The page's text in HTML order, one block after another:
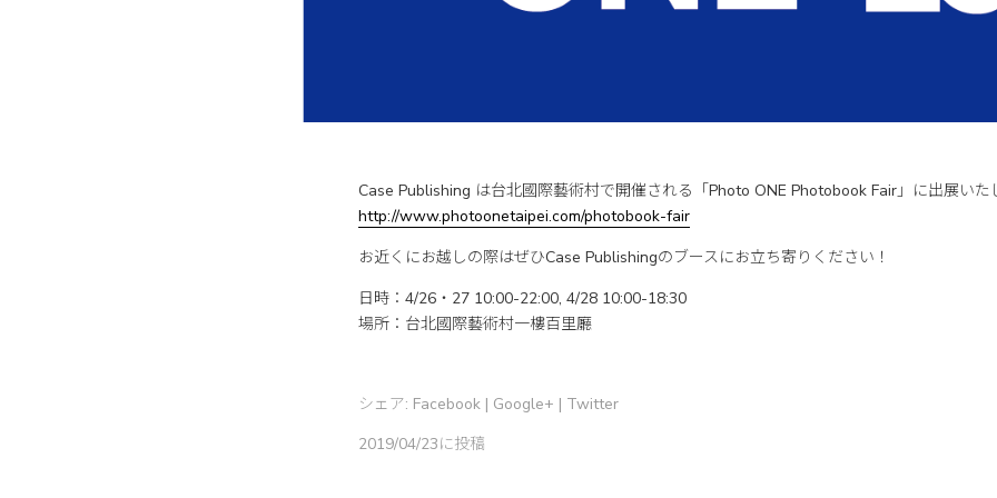
Case Publishing は台北國際藝術村で開催される「Photo ONE Photobook Fair」に出展いた
http://www.photoonetaipei.com/photobook-fair
お近くにお越しの際はぜひCase Publishingのブースにお立ち寄りください！
日時：4/26・27 10:00-22:00, 4/28 10:00-18:30
場所：台北國際藝術村一樓百里廳
シェア: Facebook | Google+ | Twitter
2019/04/23に投稿